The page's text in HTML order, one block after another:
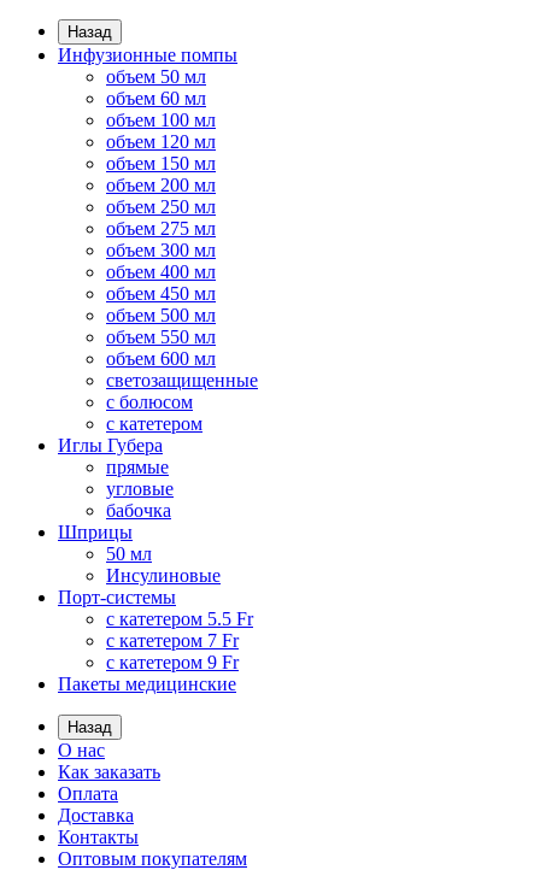
Назад
Инфузионные помпы
объем 50 мл
объем 60 мл
объем 100 мл
объем 120 мл
объем 150 мл
объем 200 мл
объем 250 мл
объем 275 мл
объем 300 мл
объем 400 мл
объем 450 мл
объем 500 мл
объем 550 мл
объем 600 мл
светозащищенные
с болюсом
с катетером
Иглы Губера
прямые
угловые
бабочка
Шприцы
50 мл
Инсулиновые
Порт-системы
с катетером 5.5 Fr
с катетером 7 Fr
с катетером 9 Fr
Пакеты медицинские
Назад
О нас
Как заказать
Оплата
Доставка
Контакты
Оптовым покупателям